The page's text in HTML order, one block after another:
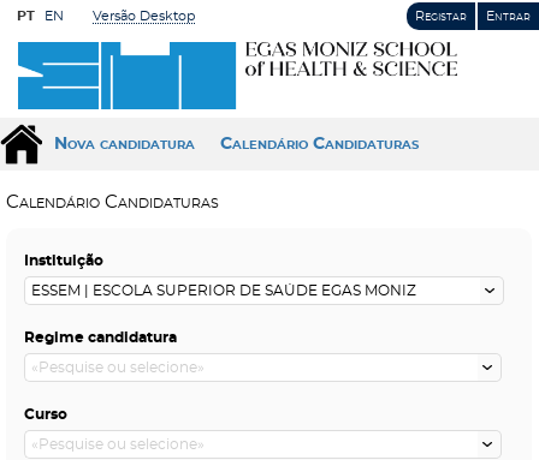
PT EN Versão Desktop Registar Entrar
Nova candidatura Calendário Candidaturas
Calendário Candidaturas
Instituição
Regime candidatura
Curso